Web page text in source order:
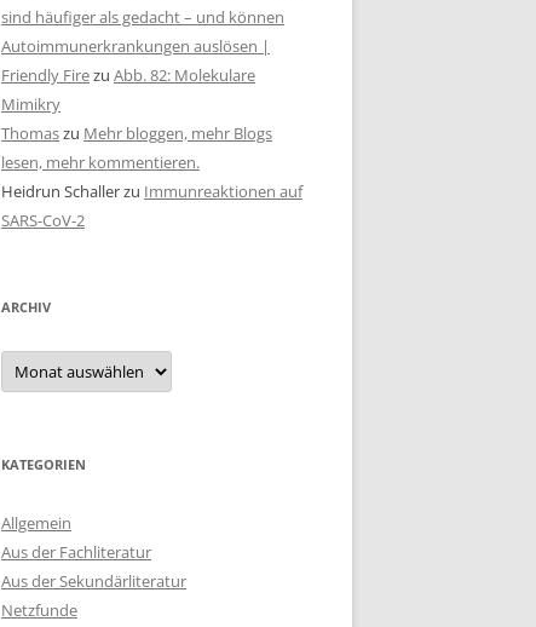
sind häufiger als gedacht – und können
Autoimmunerkrankungen auslösen |
Friendly Firezu Abb. 82: Molekulare
Mimikry
Thomaszu Mehr bloggen, mehr Blogs
lesen, mehr kommentieren.
Heidrun Schallerzu Immunreaktionen auf
SARS-CoV-2
ARCHIV
Archiv
KATEGORIEN
Allgemein
Aus der Fachliteratur
Aus der Sekundärliteratur
Netzfunde